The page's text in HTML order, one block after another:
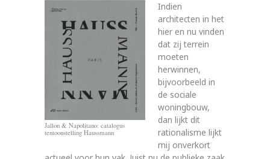
Jallon & Napolitano: catalogus
tentoonstelling Haussmann
Indien
architecten in het
hier en nu vinden
dat zij terrein
moeten
herwinnen,
bijvoorbeeld in
de sociale
woningbouw,
dan lijkt dit
rationalisme lijkt
mij onverkort